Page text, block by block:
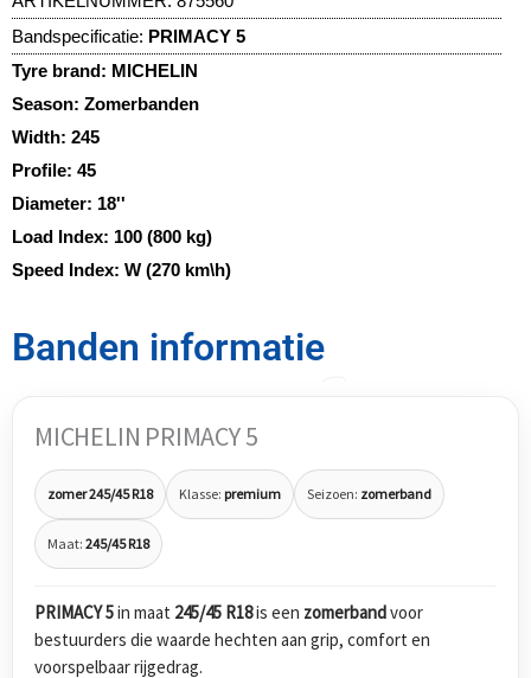
Bandspecificatie: PRIMACY 5
Tyre brand: MICHELIN
Season: Zomerbanden
Width: 245
Profile: 45
Diameter: 18''
Load Index: 100 (800 kg)
Speed Index: W (270 km\h)
Banden informatie
MICHELIN PRIMACY 5
zomer 245/45 R18 Klasse: premium Seizoen: zomerband
Maat: 245/45 R18
PRIMACY 5in maat 245/45 R18is een zomerbandvoor
bestuurders die waarde hechten aan grip, comfort en
voorspelbaar rijgedrag.